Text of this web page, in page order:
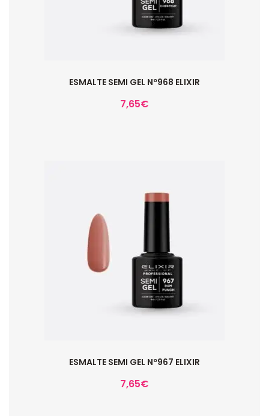
ESMALTE SEMI GEL Nº968 ELIXIR
7,65€
ESMALTE SEMI GEL Nº967 ELIXIR
7,65€